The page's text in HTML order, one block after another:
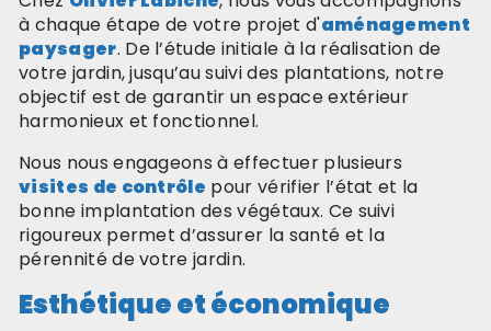
à chaque étape de votre projet d'aménagement
paysager. De l’étude initiale à la réalisation de
votre jardin, jusqu’au suivi des plantations, notre
objectif est de garantir un espace extérieur
harmonieux et fonctionnel.
Nous nous engageons à effectuer plusieurs
visites de contrôle pour vérifier l’état et la
bonne implantation des végétaux. Ce suivi
rigoureux permet d’assurer la santé et la
pérennité de votre jardin.
Esthétique et économique